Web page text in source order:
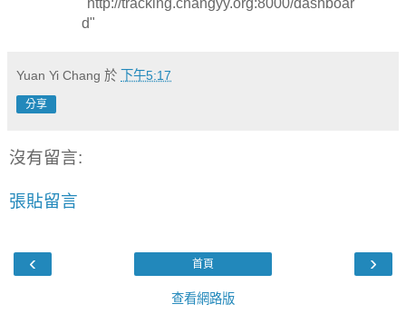
d"
Yuan Yi Chang 於 下午5:17
分享
沒有留言:
張貼留言
‹ ›
首頁
查看網路版